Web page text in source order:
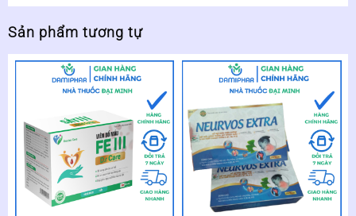
Sản phẩm tương tự